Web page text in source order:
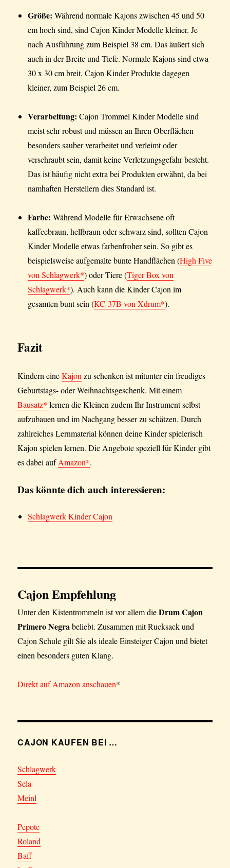
Größe: Während normale Kajons zwischen 45 und 50
cm hoch sind, sind Cajon Kinder Modelle kleiner. Je
nach Ausführung zum Beispiel 38 cm. Das äußert sich
auch in der Breite und Tiefe. Normale Kajons sind etwa
30 x 30 cm breit, Cajon Kinder Produkte dagegen
kleiner, zum Beispiel 26 cm.
Verarbeitung: Cajon Trommel Kinder Modelle sind
meist sehr robust und müssen an Ihren Oberflächen
besonders sauber verarbeitet und verleimt oder
verschraubt sein, damit keine Verletzungsgefahr besteht.
Das ist häufig nicht extra bei Produkten erwähnt, da bei
namhaften Herstellern dies Standard ist.
Farbe: Während Modelle für Erwachsene oft
kaffeebraun, hellbraun oder schwarz sind, sollten Cajon
Kinder Modelle etwas farbenfroher sein. So gibt es
beispielsweise aufgemalte bunte Handflächen (High Five
von Schlagwerk*) oder Tiere (Tiger Box von
Schlagwerk*). Auch kann die Kinder Cajon im
gesamten bunt sein (KC-37B von Xdrum*).
Fazit
Kindern eineKajonzu schenken ist mitunter ein freudiges
Geburtstags- oder Weihnachtsgeschenk. Mit einem
Bausatz* lernen die Kleinen zudem Ihr Instrument selbst
aufzubauen und im Nachgang besser zu schätzen. Durch
zahlreiches Lernmaterial können deine Kinder spielerisch
Kajon spielen lernen. Die Angebote speziell für Kinder gibt
es dabei aufAmazon*.
Das könnte dich auch interessieren:
Schlagwerk Kinder Cajon
Cajon Empfehlung
Unter den Kistentrommeln ist vor allem dieDrum Cajon
Primero Negrabeliebt. Zusammen mit Rucksack und
Cajon Schule gilt Sie als ideale Einsteiger Cajon und bietet
einen besonders guten Klang.
Direkt auf Amazon anschauen*
CAJON KAUFEN BEI …
Schlagwerk
Sela
Meinl
Pepote
Roland
Baff